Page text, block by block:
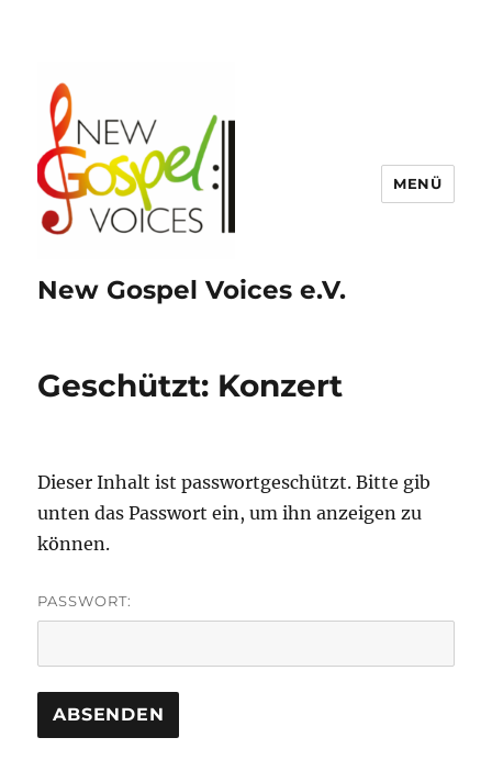
New Gospel Voices e.V.
MENÜ
Geschützt: Konzert
Dieser Inhalt ist passwortgeschützt. Bitte gib
unten das Passwort ein, um ihn anzeigen zu
können.
PASSWORT: